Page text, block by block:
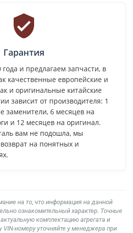
Гарантия
и предлагаем запчасти, в
качественные европейские и
и оригинальные китайские
зависит от производителя: 1
заменители, 6 месяцев на
и 12 месяцев на оригинал.
вам не подошла, мы
на понятных и
на то, что информация на данной
ознакомительный характер. Точные
комплектацию агрегата и
номеру уточняйте у менеджера при